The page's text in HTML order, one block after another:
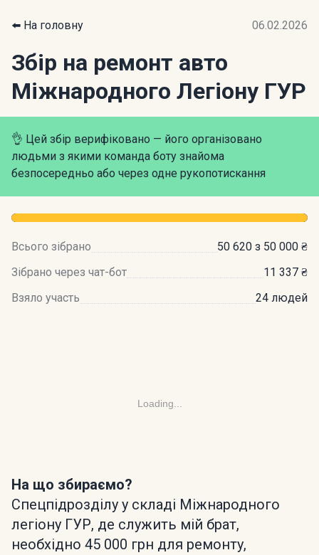
⬅️ На головну 06.02.2026
Збір на ремонт авто
Міжнародного Легіону ГУР
👌 Цей збір верифіковано — його організовано
людьми з якими команда боту знайома
безпосередньо або через одне рукопотискання
Всього зібрано
50 620 з 50 000 ₴
Зібрано через чат-бот
11 337 ₴
Взяло участь
24 людей
Loading...
На що збираємо?
Спецпідрозділу у складі Міжнародного
легіону ГУР, де служить мій брат,
необхідно 45 000 грн для ремонту,